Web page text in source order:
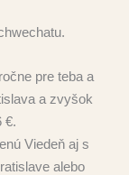
pre teba a
a zvyšok
€.
Viedeň aj s
alebo